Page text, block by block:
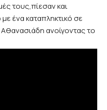
τους,πίεσαν και
ένα καταπληκτικό σε
ανοίγοντας το